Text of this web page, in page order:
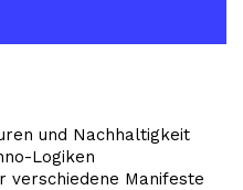
und Nachhaltigkeit
Logiken
verschiedene Manifeste